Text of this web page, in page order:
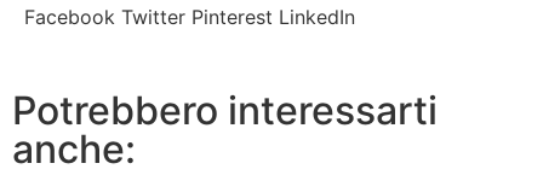
Facebook Twitter Pinterest LinkedIn
Potrebbero interessarti
anche: